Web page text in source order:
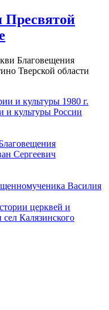
Пресвятой
Благовещения
Тверской области
и культуры 1980 г.
и культуры России
Сергеевич
Василия
церквей и
Калязинского